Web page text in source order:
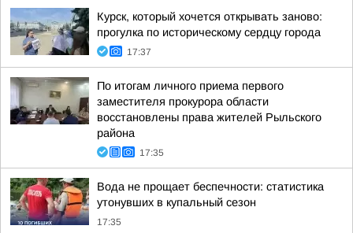
Курск, который хочется открывать заново:
прогулка по историческому сердцу города
17:37
По итогам личного приема первого
заместителя прокурора области
восстановлены права жителей Рыльского
района
17:35
Вода не прощает беспечности: статистика
утонувших в купальный сезон
17:35